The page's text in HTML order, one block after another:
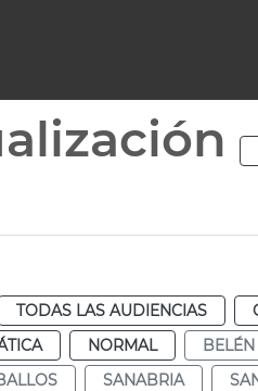
TODAS LAS AUDIENCIAS
NORMAL
BELÉN
SANABRIA